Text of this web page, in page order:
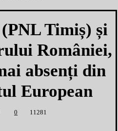
Timiș) și
României,
absenți din
European
0 1 1281